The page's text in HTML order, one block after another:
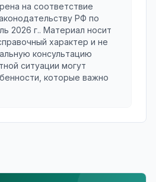
на соответствие
РФ по
2026 г.. Материал носит
характер и не
консультацию
ситуации могут
которые важно